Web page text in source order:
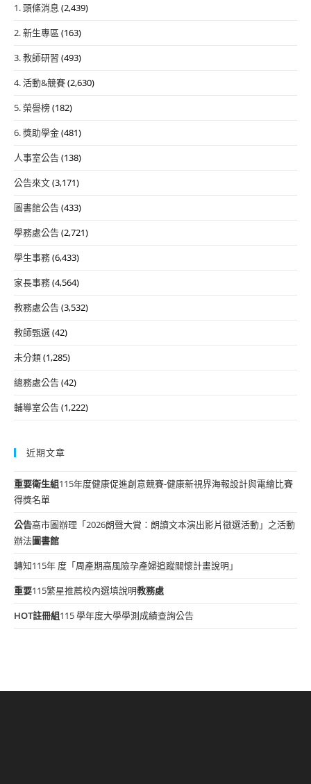
1. 頭條消息 (2,439)
2. 新生專區 (163)
3. 教師研習 (493)
4. 活動&競賽(2,630)
5. 榮譽榜(182)
6. 獎助學金(481)
人事室公告(138)
公告來文(3,171)
圖書館公告(433)
學務處公告(2,721)
學生事務(6,433)
家長事務(4,564)
教務處公告(3,532)
教師甄選(42)
未分類(1,285)
總務處公告(42)
輔導室公告(1,222)
近期文章
重要衛生組115年度健康促進創意競賽-健康新視界海報設計與電繪比賽
得獎名單
公告高市圖辦理「2026朗聲大賞：朗讀文本演出影片徵選活動」之活動
辦法圖書館
轉知115年 度「周產期高風險孕產婦追蹤關懷計畫說明」
重要115繁星推薦校內選填說明教務處
HOT註冊組115 學年度大學學測成績查詢公告